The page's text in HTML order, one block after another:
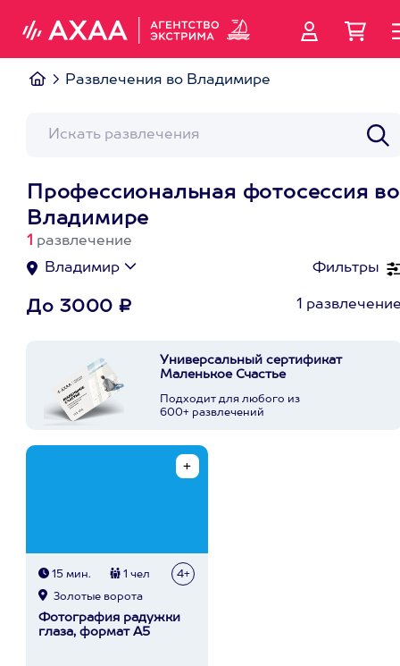
Развлечения во Владимире
Профессиональная фотосессия во
Владимире
1 развлечение
Фильтры
Владимир
До 3000 ₽ 1
Универсальный сертификат
Маленькое Счастье
Подходит для любого из
600+ развлечений
15 мин. 1 чел 4+
Золотые ворота
Фотография радужки
глаза, формат А5